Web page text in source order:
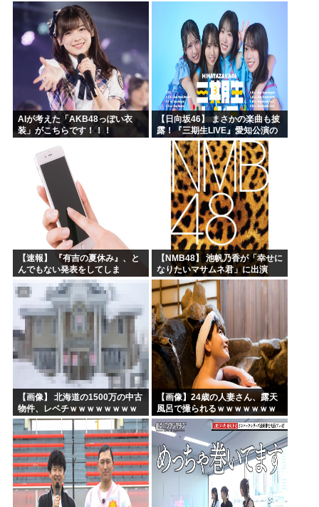
なんてないよー」父「全部なく
なったの！？」→予想外の返事
に家族騒然となり…
AIが考えた「AKB48っぽい衣
装」がこちらです！！！
【日向坂46】 まさかの楽曲も披
露！『三期生LIVE』愛知公演の
レポがこちら
【速報】 『有吉の夏休み』、と
んでもない発表をしてしま
う！！！！！
【NMB48】 池帆乃香が「幸せに
なりたいマサムネ君」に出演
【画像】 北海道の1500万の中古
物件、レベチｗｗｗｗｗｗｗｗ
ｗｗｗｗｗｗｗｗｗｗｗｗ
【画像】24歳の人妻さん、露天
風呂で撮られるｗｗｗｗｗｗｗ
ｗｗｗｗｗｗｗｗｗｗ